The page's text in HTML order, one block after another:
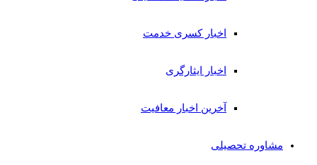
اخبار کسری خدمت
اخبار ایثارگری
آخرین اخبار معافیت
مشاوره تحصیلی